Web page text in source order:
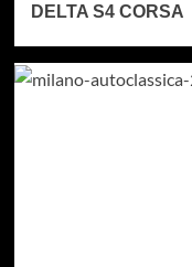
DELTA S4 CORSA